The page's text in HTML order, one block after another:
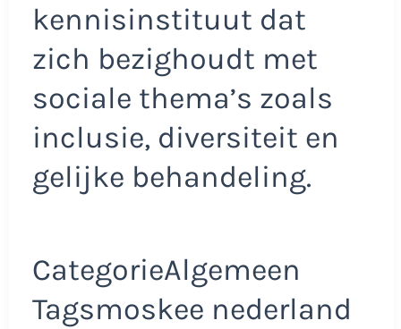
kennisinstituut dat
zich bezighoudt met
sociale thema’s zoals
inclusie, diversiteit en
gelijke behandeling.
CategorieAlgemeen
Tagsmoskee nederland